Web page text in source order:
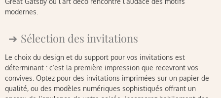
modernes.
Sélection des invitations
Le choix du design et du support pour vos invitations est
déterminant : c’est la première impression que recevront vos
convives. Optez pour des invitations imprimées sur un papier de
qualité, ou des modèles numériques sophistiqués offrant un